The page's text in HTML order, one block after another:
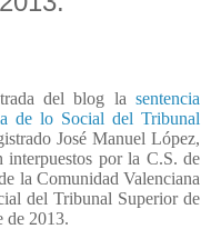
del blog la sentencia
de lo Social del Tribunal
José Manuel López,
interpuestos por la C.S. de
la Comunidad Valenciana
del Tribunal Superior de
de 2013.